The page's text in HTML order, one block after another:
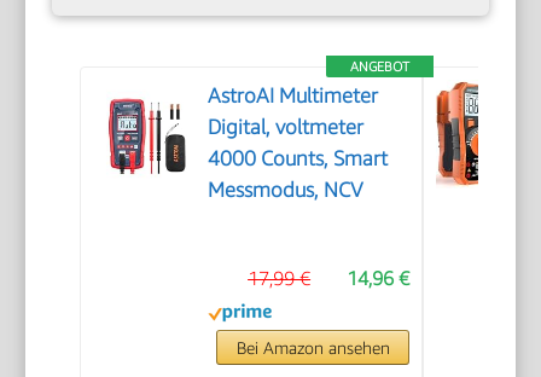
ANGEBOT
AstroAI Multimeter
Digital, voltmeter
4000 Counts, Smart
Messmodus, NCV
14,96 €
17,99 €
Bei Amazon ansehen